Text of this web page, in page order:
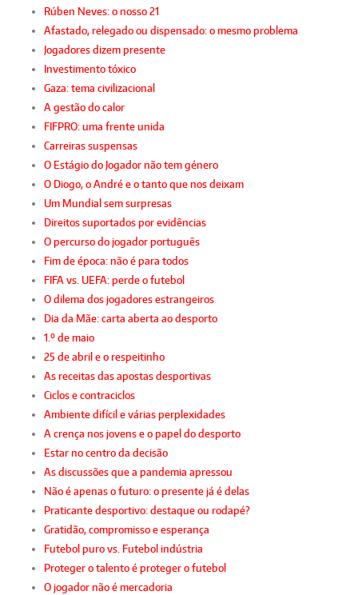
Rúben Neves: o nosso 21
Afastado, relegado ou dispensado: o mesmo problema
Jogadores dizem presente
Investimento tóxico
Gaza: tema civilizacional
A gestão do calor
FIFPRO: uma frente unida
Carreiras suspensas
O Estágio do Jogador não tem género
O Diogo, o André e o tanto que nos deixam
Um Mundial sem surpresas
Direitos suportados por evidências
O percurso do jogador português
Fim de época: não é para todos
FIFA vs. UEFA: perde o futebol
O dilema dos jogadores estrangeiros
Dia da Mãe: carta aberta ao desporto
1.º de maio
25 de abril e o respeitinho
As receitas das apostas desportivas
Ciclos e contraciclos
Ambiente difícil e várias perplexidades
A crença nos jovens e o papel do desporto
Estar no centro da decisão
As discussões que a pandemia apressou
Não é apenas o futuro: o presente já é delas
Praticante desportivo: destaque ou rodapé?
Gratidão, compromisso e esperança
Futebol puro vs. Futebol indústria
Proteger o talento é proteger o futebol
O jogador não é mercadoria